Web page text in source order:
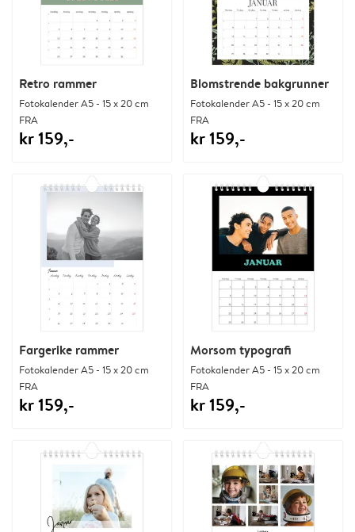
Retro rammer
Fotokalender A5 - 15 x 20 cm
FRA
kr 159,-
Blomstrende bakgrunner
Fotokalender A5 - 15 x 20 cm
FRA
kr 159,-
Fargerike rammer
Fotokalender A5 - 15 x 20 cm
FRA
kr 159,-
Morsom typografi
Fotokalender A5 - 15 x 20 cm
FRA
kr 159,-